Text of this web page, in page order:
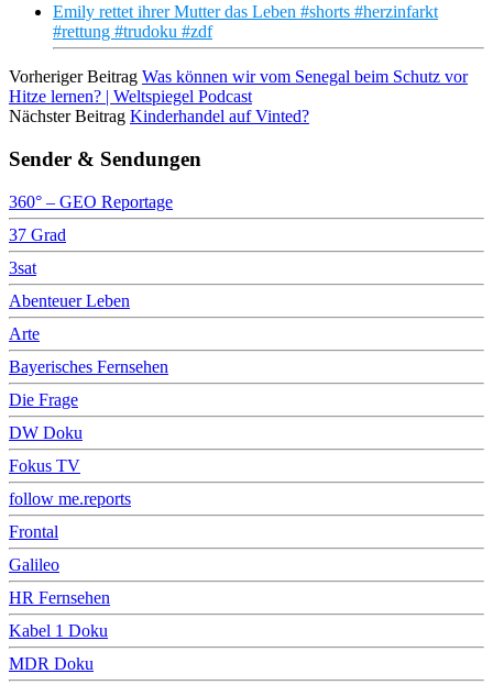
Emily rettet ihrer Mutter das Leben #shorts #herzinfarkt
#rettung #trudoku #zdf
Vorheriger Beitrag Was können wir vom Senegal beim Schutz vor
Hitze lernen? | Weltspiegel Podcast
Nächster Beitrag Kinderhandel auf Vinted?
Sender & Sendungen
360° – GEO Reportage
37 Grad
3sat
Abenteuer Leben
Arte
Bayerisches Fernsehen
Die Frage
DW Doku
Fokus TV
follow me.reports
Frontal
Galileo
HR Fernsehen
Kabel 1 Doku
MDR Doku